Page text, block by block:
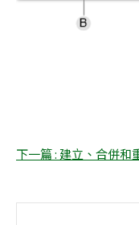
下一篇 : 建立、合併和